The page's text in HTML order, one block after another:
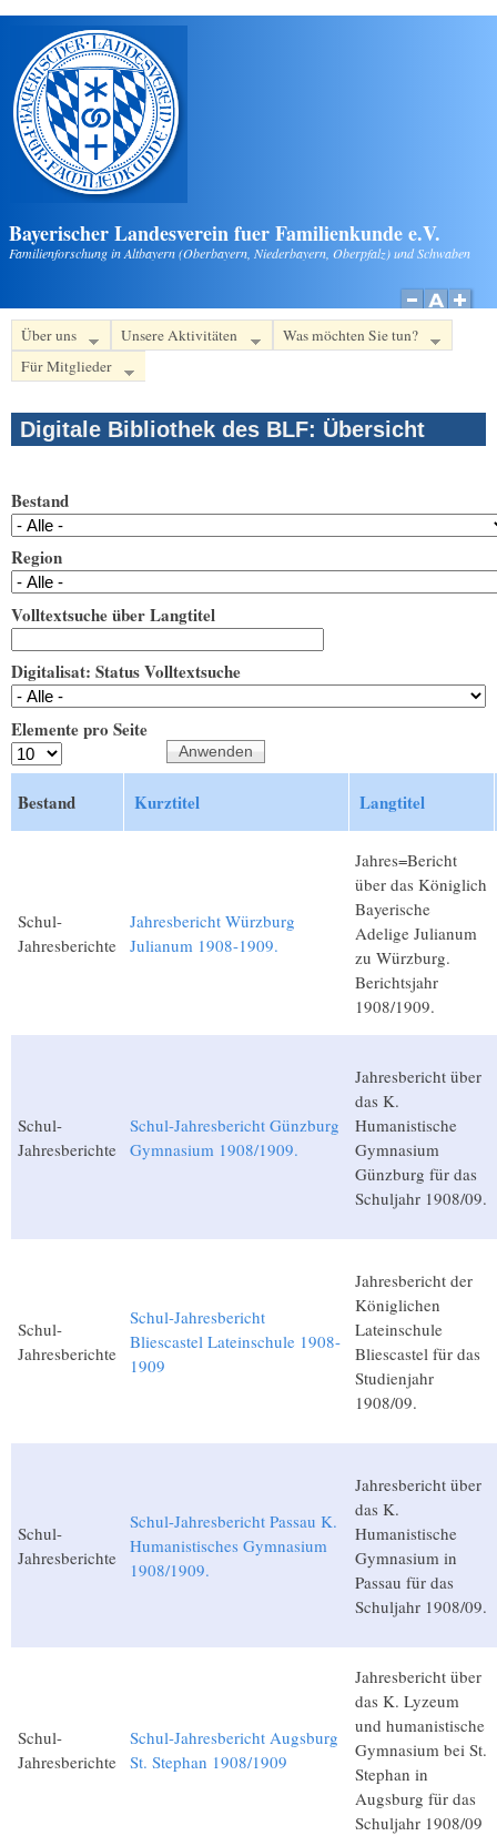
Direkt zum Inhalt
Bayerischer Landesverein fuer Familienkunde e.V.
Familienforschung in Altbayern (Oberbayern, Niederbayern, Oberpfalz) und Schwaben
Über uns Unsere Aktivitäten
Was möchten Sie tun?
Für Mitglieder
Digitale Bibliothek des BLF: Übersicht
Bestand
Region
Volltextsuche über Langtitel
Digitalisat: Status Volltextsuche
Elemente pro Seite
Bestand Kurztitel Langtitel
Schul-
Jahresberichte
Jahresbericht Würzburg
Julianum 1908-1909.
Jahres=Bericht
über das Königlich
Bayerische
Adelige Julianum
zu Würzburg.
Berichtsjahr
1908/1909.
Schul-
Jahresberichte
Schul-Jahresbericht Günzburg
Gymnasium 1908/1909.
Jahresbericht über
das K.
Humanistische
Gymnasium
Günzburg für das
Schuljahr 1908/09.
Schul-
Jahresberichte
Schul-Jahresbericht
Bliescastel Lateinschule 1908-
1909
Jahresbericht der
Königlichen
Lateinschule
Bliescastel für das
Studienjahr
1908/09.
Schul-
Jahresberichte
Schul-Jahresbericht Passau K.
Humanistisches Gymnasium
1908/1909.
Jahresbericht über
das K.
Humanistische
Gymnasium in
Passau für das
Schuljahr 1908/09.
Schul-
Jahresberichte
Schul-Jahresbericht Augsburg
St. Stephan 1908/1909
Jahresbericht über
das K. Lyzeum
und humanistische
Gymnasium bei St.
Stephan in
Augsburg für das
Schuljahr 1908/09